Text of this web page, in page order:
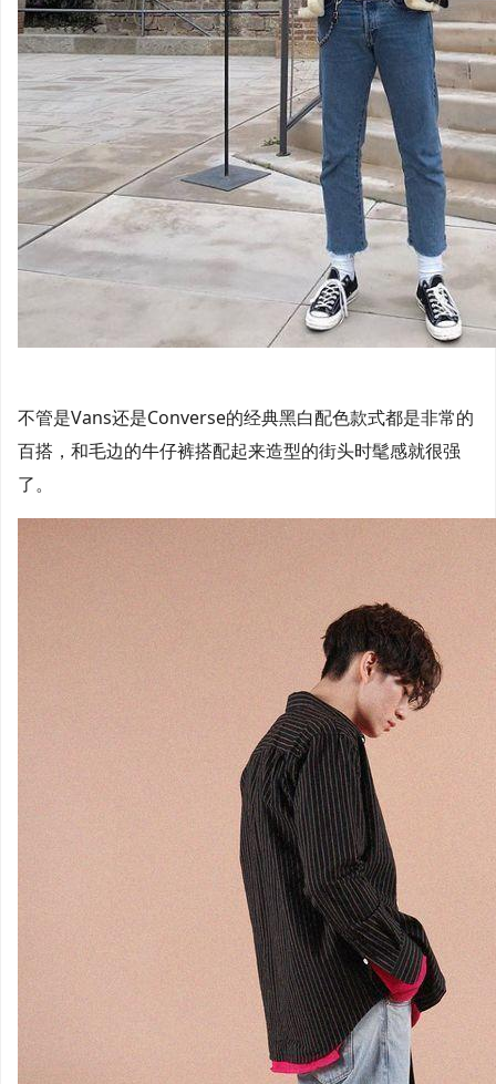
不管是Vans还是Converse的经典黑白配色款式都是非常的
百搭，和毛边的牛仔裤搭配起来造型的街头时髦感就很强
了。